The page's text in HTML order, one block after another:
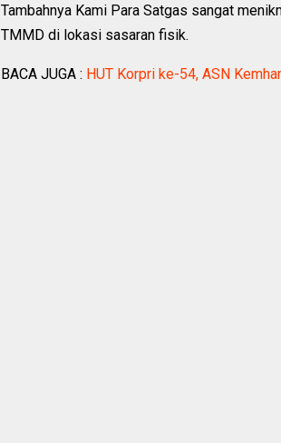
Tambahnya Kami Para Satgas sangat
TMMD di lokasi sasaran fisik.
BACA JUGA : HUT Korpri ke-54, ASN